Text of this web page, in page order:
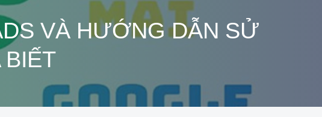
VÀ HƯỚNG DẪN SỬ
BIẾT